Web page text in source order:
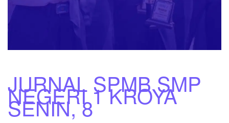
JURNAL SPMB SMP
NEGERI 1 KROYA
SENIN, 8